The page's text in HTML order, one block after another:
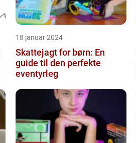
18 januar 2024
Skattejagt for børn: En
guide til den perfekte
eventyrleg